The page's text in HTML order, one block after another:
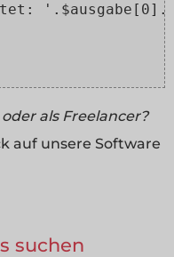
als Freelancer?
auf unsere Software
suchen